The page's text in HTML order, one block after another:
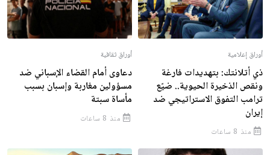
أوراق إعلامية
ذي أتلانتك: بتهديدات فارغة
ونقص الذخيرة الحيوية.. ضيّع
ترامب التفوق الاستراتيجي ضد
إيران
منذ 8 ساعات
أوراق ثقافية
دعاوى أمام القضاء الإسباني ضد
مسؤولين مغاربة وإسبان بسبب
مأساة سبتة
منذ 8 ساعات